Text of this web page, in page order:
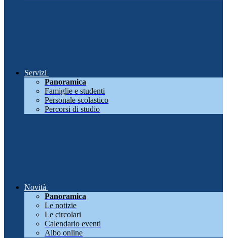
Servizi
Panoramica
Famiglie e studenti
Personale scolastico
Percorsi di studio
Novità
Panoramica
Le notizie
Le circolari
Calendario eventi
Albo online